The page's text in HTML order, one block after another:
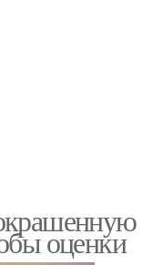
оценки